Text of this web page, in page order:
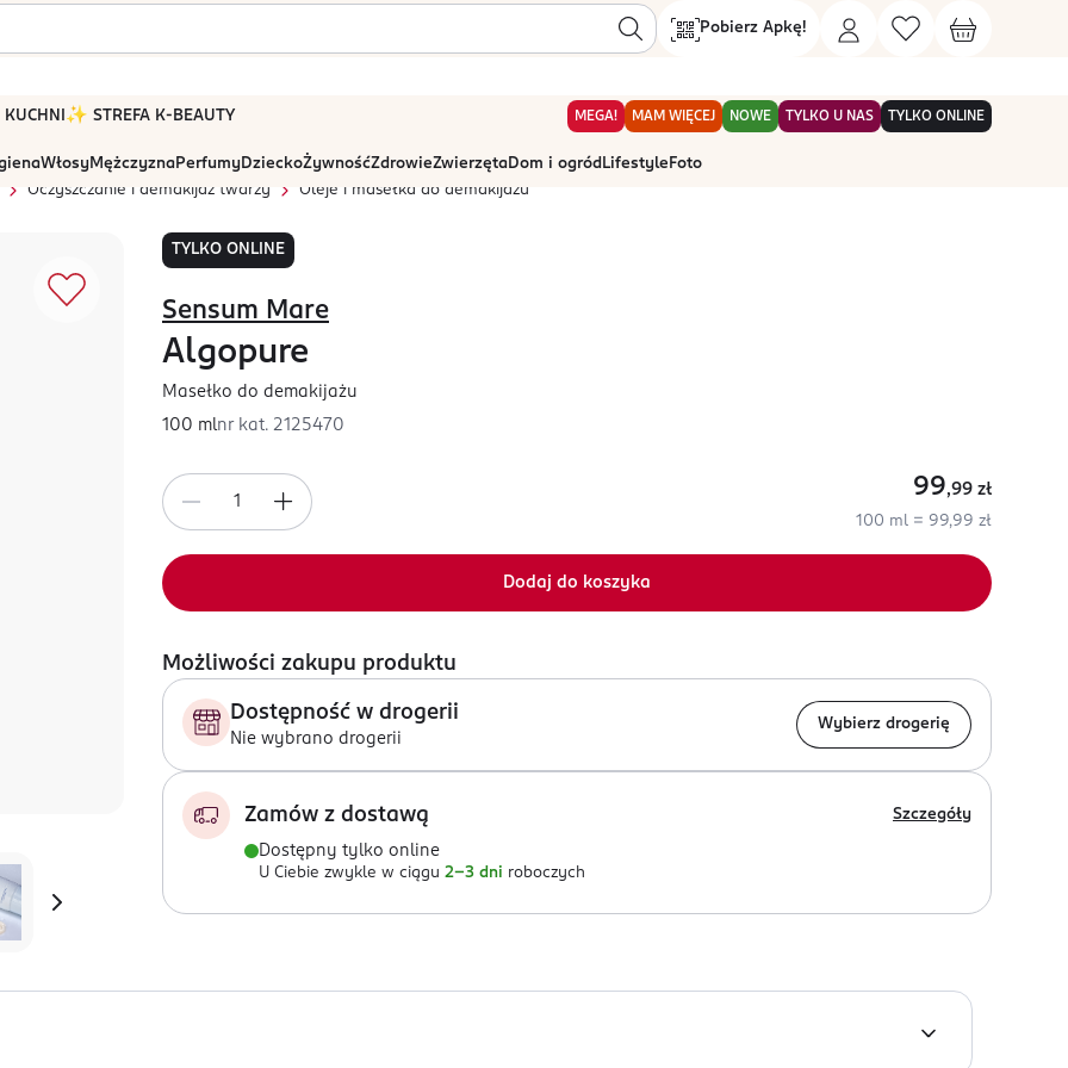
Pobierz Apkę!
KUCHNI ✨ STREFA K-BEAUTY MEGA! MAM WIĘCEJ NOWE TYLKO U NAS TYLKO ONLINE
WłosyMężczyznaPerfumyDzieckoŻywnośćZdrowieZwierzętaDom i ogród Lifestyle Foto
Oczyszczanie i demakijaż twarzy
Oleje i masełka do demakijażu
TYLKO ONLINE
Sensum Mare
Algopure
Masełko do demakijażu
100 mlnr kat. 2125470
99,99 zł
100 ml = 99,99 zł
Dodaj do koszyka
Możliwości zakupu produktu
Dostępność w drogerii
Nie wybrano drogerii
Wybierz drogerię
Zamów z dostawą Szczegóły
Dostępny tylko online
U Ciebie zwykle w ciągu 2-3 dni roboczych